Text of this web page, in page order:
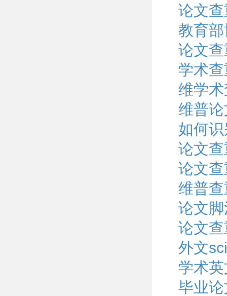
论文
教育
论文
学术
维学
维普
如何
论文
论文
维普
论文
论文
外文
学术
毕业